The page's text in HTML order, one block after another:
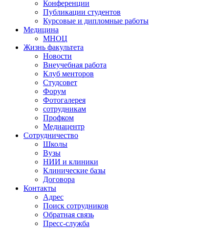
Конференции
Публикации студентов
Курсовые и дипломные работы
Медицина
МНОЦ
Жизнь факультета
Новости
Внеучебная работа
Клуб менторов
Студсовет
Форум
Фотогалерея
сотрудникам
Профком
Медиацентр
Сотрудничество
Школы
Вузы
НИИ и клиники
Клинические базы
Договора
Контакты
Адрес
Поиск сотрудников
Обратная связь
Пресс-служба